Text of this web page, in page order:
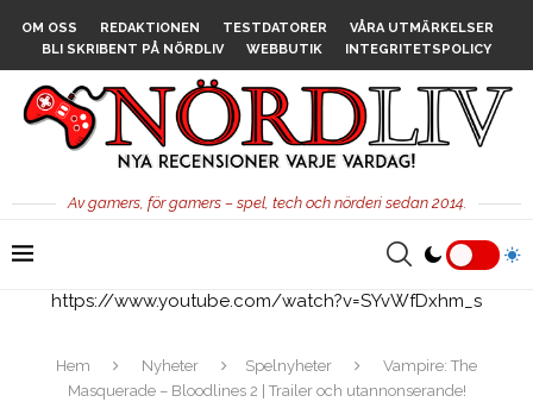
OM OSS REDAKTIONEN TESTDATORER
VÅRA UTMÄRKELSER
BLI SKRIBENT PÅ NÖRDLIV
WEBBUTIK INTEGRITETSPOLICY
Av gamers, för gamers – spel, tech och nörderi sedan 2014.
https://www.youtube.com/watch?v=SYvWfDxhm_s
Hem Nyheter Spelnyheter
Vampire: The
Masquerade – Bloodlines 2 | Trailer och utannonserande!